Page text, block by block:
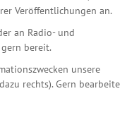
Veröffentlichungen an.
an Radio- und
bereit.
unsere
rechts). Gern